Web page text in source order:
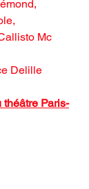
Mc
Delille
théâtre Paris-